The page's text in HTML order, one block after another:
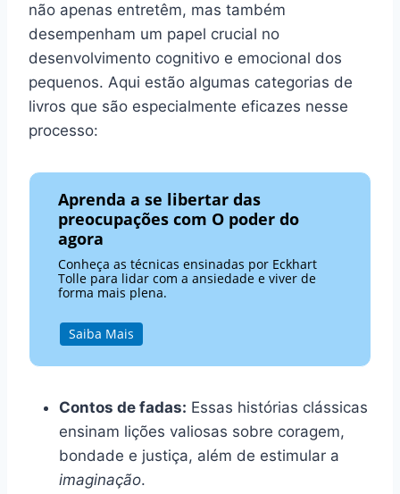
não apenas entretêm, mas também
desempenham um papel crucial no
desenvolvimento cognitivo e emocional dos
pequenos. Aqui estão algumas categorias de
livros que são especialmente eficazes nesse
processo:
Aprenda a se libertar das
preocupações com O poder do
agora
Conheça as técnicas ensinadas por Eckhart
Tolle para lidar com a ansiedade e viver de
forma mais plena.
Saiba Mais
Contos de fadas: Essas histórias clássicas
ensinam lições valiosas sobre coragem,
bondade e justiça, além de estimular a
imaginação.